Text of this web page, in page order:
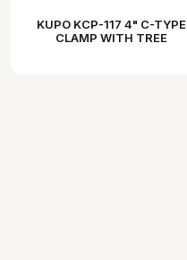
KUPO KCP-117 4" C-TYPE
CLAMP WITH TREE